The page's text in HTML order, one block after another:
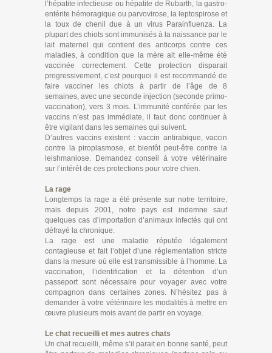
l’hépatite infectieuse ou hépatite de Rubarth, la gastro-
entérite hémoragique ou parvovirose, la leptospirose et
la toux de chenil due à un virus Parainfluenza. La
plupart des chiots sont immunisés à la naissance par le
lait maternel qui contient des anticorps contre ces
maladies, à condition que la mère ait elle-même été
vaccinée correctement. Cette protection disparait
progressivement, c’est pourquoi il est recommandé de
faire vacciner les chiots à partir de l’âge de 8
semaines, avec une seconde injection (seconde primo-
vaccination), vers 3 mois. L’immunité conférée par les
vaccins n’est pas immédiate, il faut donc continuer à
être vigilant dans les semaines qui suivent.
D’autres vaccins existent : vaccin antirabique, vaccin
contre la piroplasmose, et bientôt peut-être contre la
leishmaniose. Demandez conseil à votre vétérinaire
sur l’intérêt de ces protections pour votre chien.
La rage
Longtemps la rage a été présente sur notre territoire,
mais depuis 2001, notre pays est indemne sauf
quelques cas d’importation d’animaux infectés qui ont
défrayé la chronique.
La rage est une maladie réputée légalement
contagieuse et fait l’objet d’une réglementation stricte
dans la mesure où elle est transmissible à l’homme. La
vaccination, l’identification et la détention d’un
passeport sont nécessaire pour voyager avec votre
compagnon dans certaines zones. N’hésitez pas à
demander à votre vétérinaire les modalités à mettre en
œuvre plusieurs mois avant de partir en voyage.
Le chat recueilli et mes autres chats
Un chat recueilli, même s’il parait en bonne santé, peut